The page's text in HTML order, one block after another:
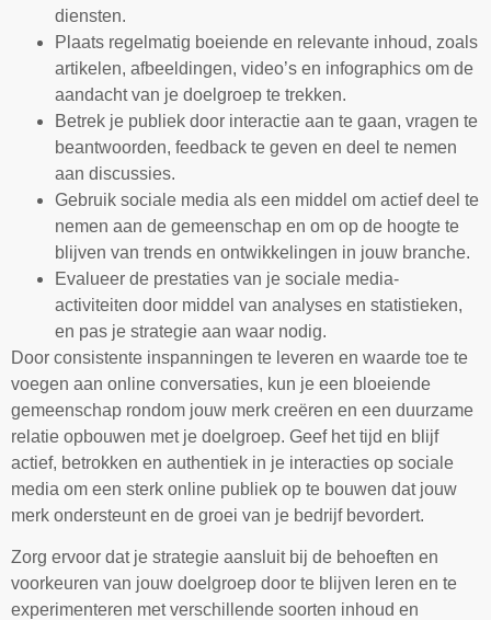
diensten.
Plaats regelmatig boeiende en relevante inhoud, zoals
artikelen, afbeeldingen, video’s en infographics om de
aandacht van je doelgroep te trekken.
Betrek je publiek door interactie aan te gaan, vragen te
beantwoorden, feedback te geven en deel te nemen
aan discussies.
Gebruik sociale media als een middel om actief deel te
nemen aan de gemeenschap en om op de hoogte te
blijven van trends en ontwikkelingen in jouw branche.
Evalueer de prestaties van je sociale media-
activiteiten door middel van analyses en statistieken,
en pas je strategie aan waar nodig.
Door consistente inspanningen te leveren en waarde toe te
voegen aan online conversaties, kun je een bloeiende
gemeenschap rondom jouw merk creëren en een duurzame
relatie opbouwen met je doelgroep. Geef het tijd en blijf
actief, betrokken en authentiek in je interacties op sociale
media om een sterk online publiek op te bouwen dat jouw
merk ondersteunt en de groei van je bedrijf bevordert.
Zorg ervoor dat je strategie aansluit bij de behoeften en
voorkeuren van jouw doelgroep door te blijven leren en te
experimenteren met verschillende soorten inhoud en